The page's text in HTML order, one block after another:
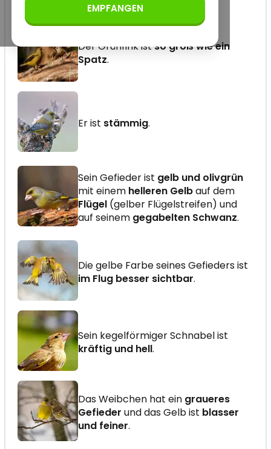
Der Grünfink istso groß wie ein
Spatz.
Er ist stämmig.
Sein Gefieder ist gelb und olivgrün
mit einem helleren Gelbauf dem
Flügel (gelber Flügelstreifen) und
auf seinem gegabelten Schwanz.
Die gelbe Farbe seines Gefieders ist
im Flug besser sichtbar.
Sein kegelförmiger Schnabel ist
kräftig und hell.
Das Weibchen hat ein graueres
Gefieder und das Gelb ist blasser
und feiner.
EMPFANGEN